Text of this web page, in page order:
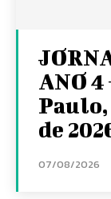
ANO 4
Paulo,
de
07/08/2026